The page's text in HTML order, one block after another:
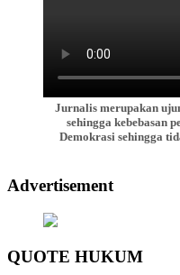
Jurnalis merupakan
sehingga kebebasan
Demokrasi sehingga
Advertisement
QUOTE HUKUM